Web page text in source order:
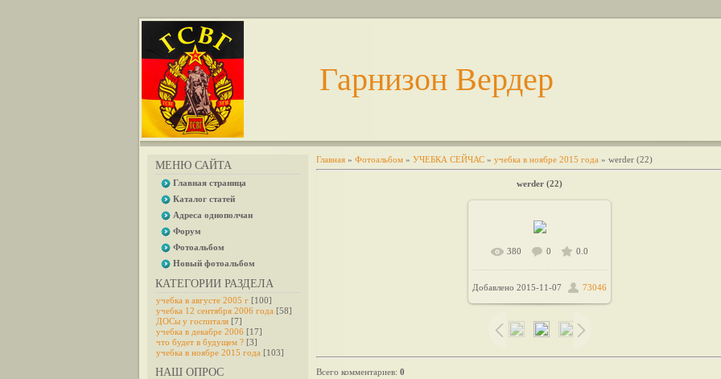
Гарнизон Вердер
МЕНЮ САЙТА
Главная страница
Каталог статей
Адреса однополчан
Форум
Фотоальбом
Новый фотоальбом
КАТЕГОРИИ РАЗДЕЛА
учебка в августе 2005 г [100]
учебка 12 сентября 2006 года [58]
ДОСы у госпиталя [7]
учебка в декабре 2006 [17]
что будет в будущем ? [3]
учебка в ноябре 2015 года [103]
НАШ ОПРОС
Главная » Фотоальбом » УЧЕБКА СЕЙЧАС » учебка в ноябре 2015 года » werder (22)
werder (22)
В реальном размере
1200x675 / 96.7Kb
380 0 0.0
Добавлено 2015-11-07 73046
Всего комментариев: 0